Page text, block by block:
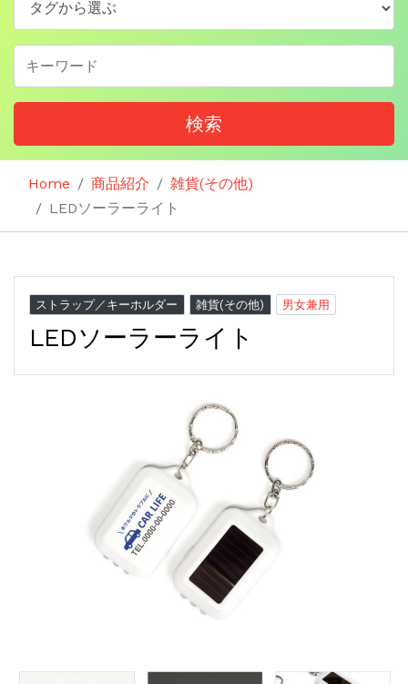
検索
Home 商品紹介
雑貨(その他)
LEDソーラーライト
ストラップ／キーホルダー 雑貨(その他) 男女兼用
LEDソーラーライト